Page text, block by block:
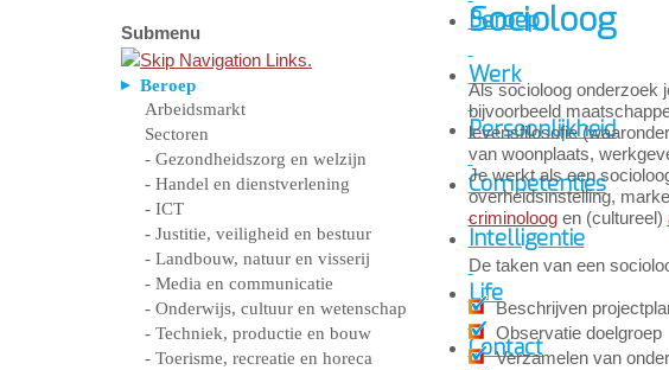
Submenu
Beroep
Arbeidsmarkt
Sectoren
- Gezondheidszorg en welzijn
- Handel en dienstverlening
- ICT
- Justitie, veiligheid en bestuur
- Landbouw, natuur en visserij
- Media en communicatie
- Onderwijs, cultuur en wetenschap
- Techniek, productie en bouw
- Toerisme, recreatie en horeca
Beroep
Werk
Persoonlijkheid
Competenties
Intelligentie
Life
Contact
Socioloog
Als socioloog onderzoek
bijvoorbeeld
levensfilosofie
van woonplaats,
Je werkt als een
overheidsinstelling,
criminoloogen (cultureel)
De taken van een
Beschrijven
Observatie doelgroep
Verzamelen van